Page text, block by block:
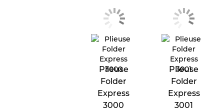
Plieuse
Folder
Express
3000
Plieuse
Folder
Express
3001